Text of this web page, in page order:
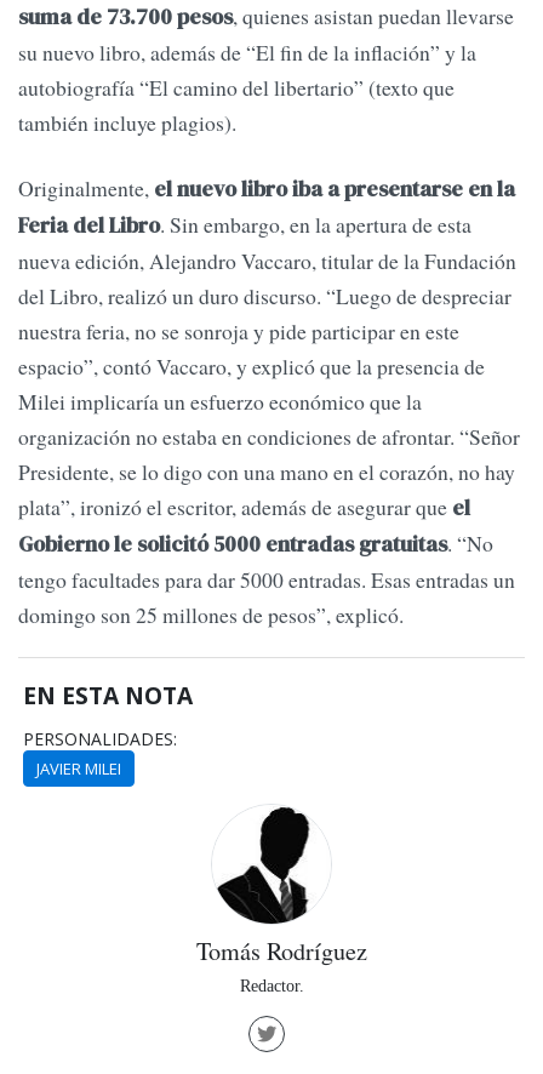
suma de 73.700 pesos, quienes asistan puedan llevarse
su nuevo libro, además de “El fin de la inflación” y la
autobiografía “El camino del libertario” (texto que
también incluye plagios).
Originalmente, el nuevo libro iba a presentarse en la
Feria del Libro. Sin embargo, en la apertura de esta
nueva edición, Alejandro Vaccaro, titular de la Fundación
del Libro, realizó un duro discurso. “Luego de despreciar
nuestra feria, no se sonroja y pide participar en este
espacio”, contó Vaccaro, y explicó que la presencia de
Milei implicaría un esfuerzo económico que la
organización no estaba en condiciones de afrontar. “Señor
Presidente, se lo digo con una mano en el corazón, no hay
plata”, ironizó el escritor, además de asegurar que el
Gobierno le solicitó 5000 entradas gratuitas. “No
tengo facultades para dar 5000 entradas. Esas entradas un
domingo son 25 millones de pesos”, explicó.
EN ESTA NOTA
PERSONALIDADES:
JAVIER MILEI
Tomás Rodríguez
Redactor.